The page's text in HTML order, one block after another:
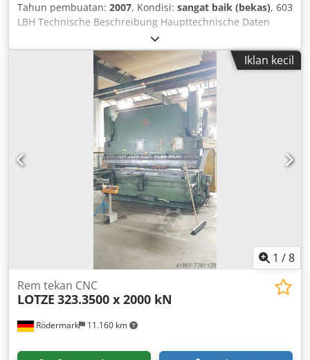
Tahun pembuatan: 2007, Kondisi: sangat baik (bekas), 603
LBH Technische Beschreibung Haupttechnische Daten
Dcedpel Si Uusfx Akbek • Minimale Schnittkapazität bei 90°
min. mm 60 x 10 max. mm 610 x 310 • Schnittkapazität bei
45° mm 400 x 310 • Schnittkapazität bei 60° (nur bei zwei
Spannflanschen mit entsprechender Option verfügbar)
mm 250 x 250 • Schwenkbereich +45° / -60° •
Sägebandabmessung mm 34 x 1,1 •
Sägebandgeschwindigkeit m/min 78 • Leistung
Bandantriebsmotor kW 4 • Arbeitshöhe mm 850
Iklan kecil
1 /8
Rödermark 11.160 km
Rem tekan CNC
LOTZE 323.3500 x 2000 kN